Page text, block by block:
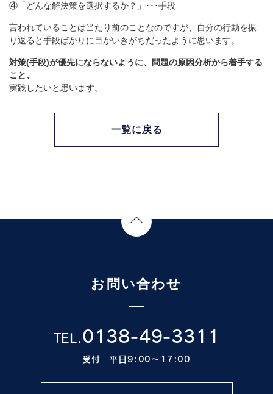
④「どんな解決策を選択するか？」･･･手段
言われていることは当たり前のことなのですが、自分の行動を振
り返ると手段ばかりに目がいきがちだったように思います。
対策(手段)が優先にならないように、問題の原因分析から着手する
こと、
実践したいと思います。
一覧に戻る
お問い合わせ
TEL.0138-49-3311
受付 平日9:00〜17:00